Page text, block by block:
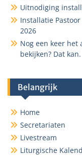
Uitnodiging
Installatie
2026
Nog een keer het
bekijken? Dat kan.
Belangrijk
Home
Secretariaten
Livestream
Liturgische